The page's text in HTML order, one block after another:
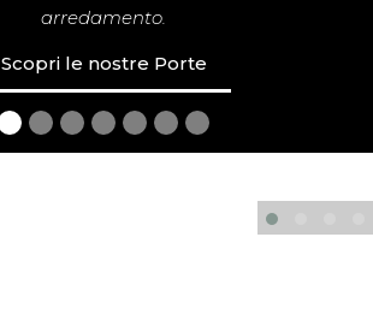
arredamento.
Scopri le nostre Porte